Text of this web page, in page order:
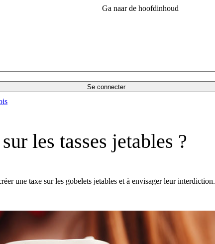
Ga naar de hoofdinhoud
Se connecter
les tasses jetables ?
une taxe sur les gobelets jetables et à envisager leur interdiction.